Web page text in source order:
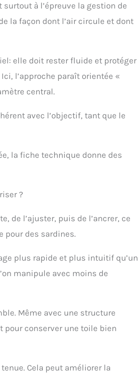
à l’épreuve la gestion de
la façon dont l’air circule et dont
elle doit rester fluide et protéger
l’approche paraît orientée «
central.
avec l’objectif, tant que le
la fiche technique donne des
?
de l’ajuster, puis de l’ancrer, ce
pour des sardines.
plus rapide et plus intuitif qu’un
manipule avec moins de
Même avec une structure
pour conserver une toile bien
Cela peut améliorer la